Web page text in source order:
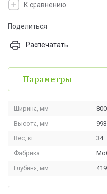
К сравнению
Поделиться
Распечатать
Параметры
Ширина, мм
800
Высота, мм
993
Вес, кг
34
Фабрика
Глубина, мм
419